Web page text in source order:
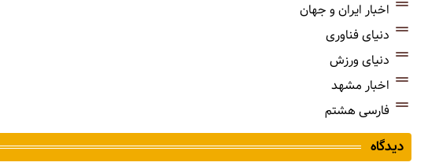
اخبار ایران و جهان
دنیای فناوری
دنیای ورزش
اخبار مشهد
فارسی هشتم
دیدگاه